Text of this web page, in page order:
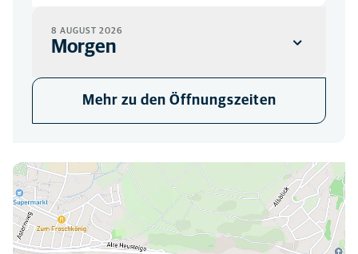
8 AUGUST 2026
Morgen
Geschlossen
Mehr zu den Öffnungszeiten
Hier finden Sie uns